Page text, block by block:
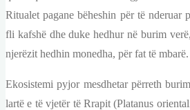
Ritualet pagane bëheshin për të nderuar
fli kafshë dhe duke hedhur në burim
njerëzit hedhin monedha, për fat të mbarë.
Ekosistemi pyjor mesdhetar përreth
lartë e të vjetër të Rrapit (Platanus